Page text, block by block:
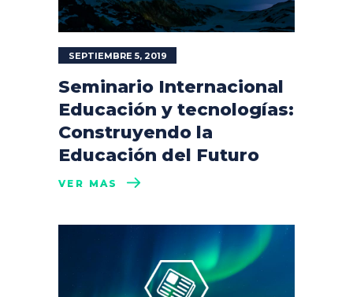
SEPTIEMBRE 5, 2019
Seminario Internacional
Educación y tecnologías:
Construyendo la
Educación del Futuro
VER MÁS